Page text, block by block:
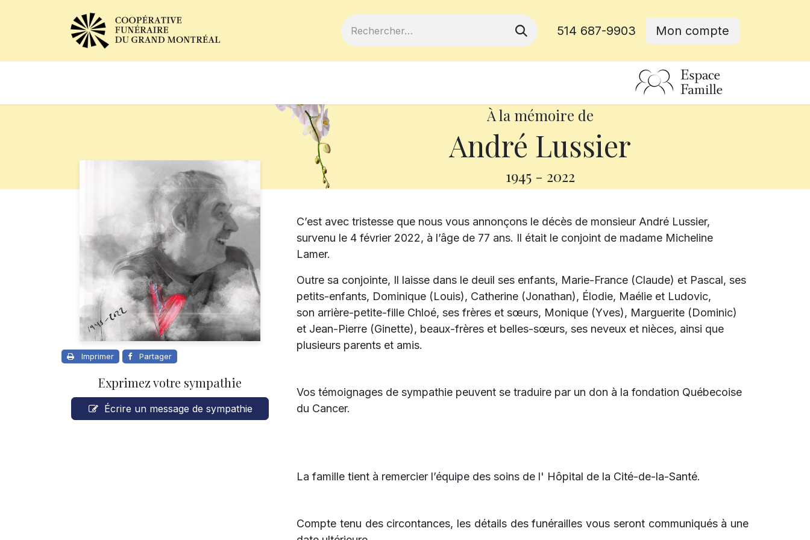
514 687-9903 Mon compte
À la mémoire de
André Lussier
1945 - 2022
Imprimer Partager
Exprimez votre sympathie
Écrire un message de sympathie
C’est avec tristesse que nous vous annonçons le décès de monsieur André Lussier,
survenu le 4 février 2022, à l’âge de 77 ans. Il était le conjoint de madame Micheline
Lamer.
Outre sa conjointe, Il laisse dans le deuil ses enfants, Marie-France (Claude) et Pascal, ses
petits-enfants, Dominique (Louis), Catherine (Jonathan), Élodie, Maélie et Ludovic,
son arrière-petite-fille Chloé, ses frères et sœurs, Monique (Yves), Marguerite (Dominic)
et Jean-Pierre (Ginette), beaux-frères et belles-sœurs, ses neveux et nièces, ainsi que
plusieurs parents et amis.
Vos témoignages de sympathie peuvent se traduire par un don à la fondation Québecoise
du Cancer.
La famille tient à remercier l’équipe des soins de l' Hôpital de la Cité-de-la-Santé.
Compte tenu des circontances, les détails des funérailles vous seront communiqués à une